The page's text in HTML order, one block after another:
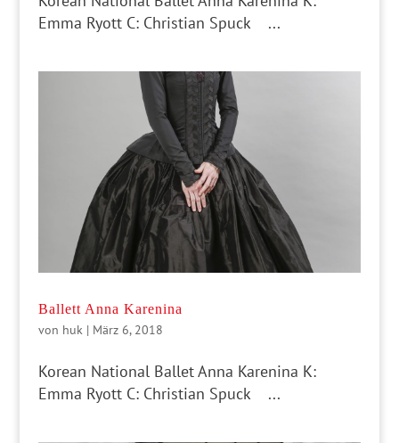
Emma Ryott C: Christian Spuck ...
Ballett Anna Karenina
von huk| März 6, 2018
Korean National Ballet Anna Karenina K:
Emma Ryott C: Christian Spuck ...